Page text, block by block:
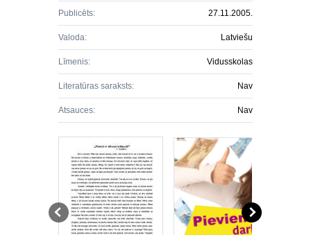
Publicēts: 27.11.2005.
Valoda: Latviešu
Līmenis: Vidusskolas
Literatūras saraksts: Nav
Atsauces: Nav